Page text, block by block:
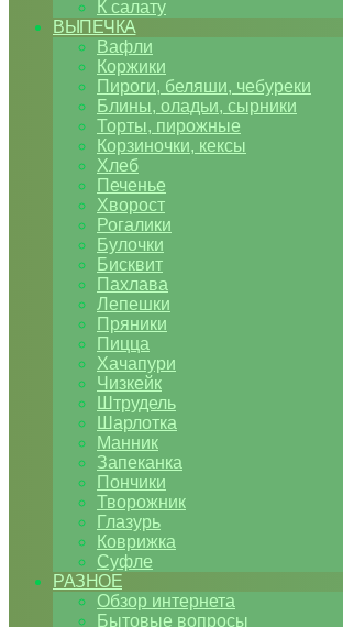
К салату
ВЫПЕЧКА
Вафли
Коржики
Пироги, беляши, чебуреки
Блины, оладьи, сырники
Торты, пирожные
Корзиночки, кексы
Хлеб
Печенье
Хворост
Рогалики
Булочки
Бисквит
Пахлава
Лепешки
Пряники
Пицца
Хачапури
Чизкейк
Штрудель
Шарлотка
Манник
Запеканка
Пончики
Творожник
Глазурь
Коврижка
Суфле
РАЗНОЕ
Обзор интернета
Бытовые вопросы